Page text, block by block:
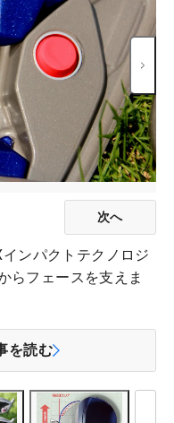
次へ
ンパクトテクノロジ
らフェースを支えま
を読む